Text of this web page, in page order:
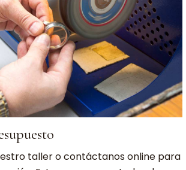
taller o contáctanos online para